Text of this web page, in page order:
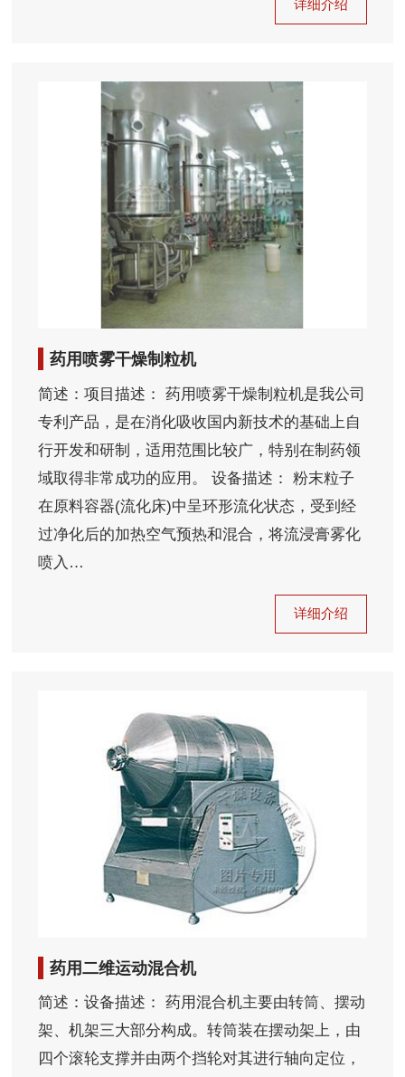
详细介绍
药用喷雾干燥制粒机
简述：项目描述： 药用喷雾干燥制粒机是我公司
专利产品，是在消化吸收国内新技术的基础上自
行开发和研制，适用范围比较广，特别在制药领
域取得非常成功的应用。 设备描述： 粉末粒子
在原料容器(流化床)中呈环形流化状态，受到经
过净化后的加热空气预热和混合，将流浸膏雾化
喷入…
详细介绍
药用二维运动混合机
简述：设备描述： 药用混合机主要由转筒、摆动
架、机架三大部分构成。转筒装在摆动架上，由
四个滚轮支撑并由两个挡轮对其进行轴向定位，